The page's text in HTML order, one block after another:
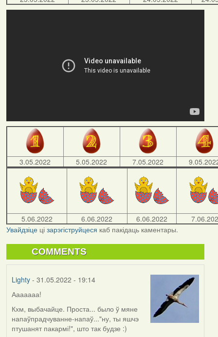
3.05.2022 5.05.2022 7.05.2022
5.06.2022 6.06.2022 6.06.2022
Увайдзіцеці зарэгіструйцеся каб пакідаць каментары.
COMMENTS
Lighty- 31.05.2022 - 19:14
Ааааааа!
Кхм, выбачайце. Проста... было ў мяне
напаўпрадчуванне-напаў..."ну, ты яшчэ
птушанят пакармі!", што так будзе :)